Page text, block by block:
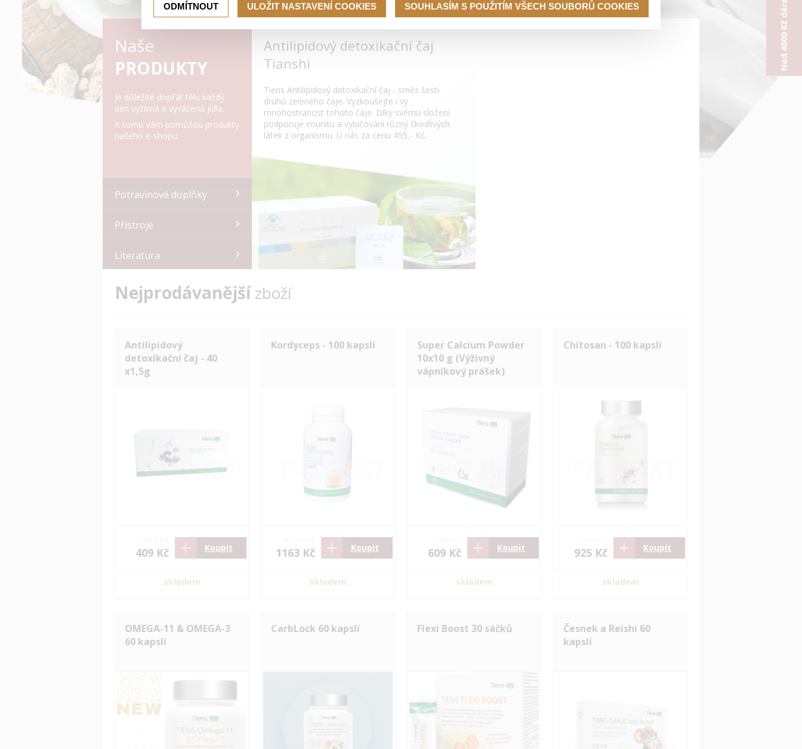
Naše
PRODUKTY
Je důležité dopřát tělu každý
den vyživná a vyvážená jídla.
K tomu Vám pomůžou produkty
našeho e-shopu.
Potravinové doplňky
Přístroje
Literatura
Antilipidový detoxikační čaj
Tianshi
Tiens Antilipidový detoxikační čaj - směs šesti
druhů zeleného čaje. Vyzkoušejte i vy
mnohostranost tohoto čaje. Díky svému složení
podporuje imunitu a vylučování různý škodlivých
látek z organismu. U nás za cenu 455,- Kč.
Nejprodávanějšízboží
Antilipidový
detoxikační čaj - 40
x1,5g
409 Kč Koupit
skladem
Kordyceps - 100 kapslí
1163 Kč Koupit
skladem
Super Calcium Powder
10x10 g (Výživný
vápníkový prášek)
609 Kč Koupit
skladem
Chitosan - 100 kapslí
925 Kč Koupit
skladem
OMEGA-11 & OMEGA-3
60 kapslí
CarbLock 60 kapslí Flexi Boost 30 sáčků
Česnek a Reishi 60
kapslí
ODMÍTNOUT ULOŽIT NASTAVENÍ COOKIES SOUHLASÍM S POUŽITÍM VŠECH SOUBORŮ COOKIES